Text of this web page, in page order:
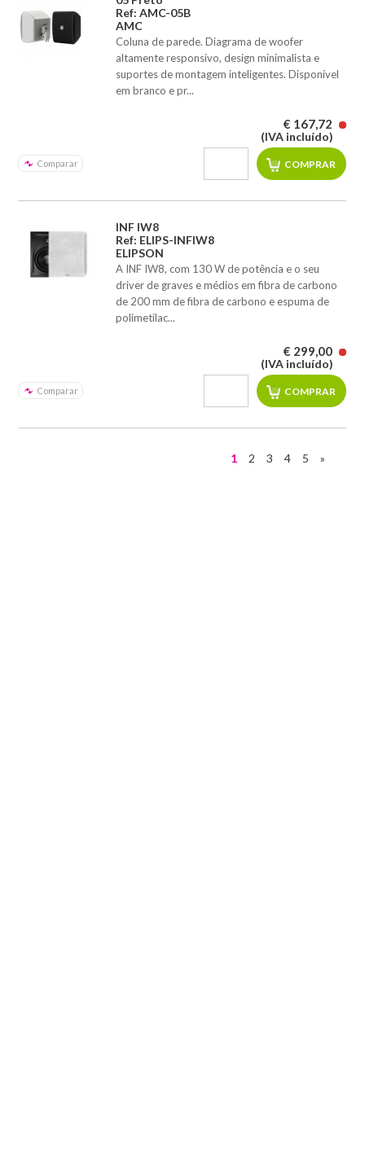
Ref: AMC-05B
AMC
Coluna de parede. Diagrama de woofer
altamente responsivo, design minimalista e
suportes de montagem inteligentes. Disponível
em branco e pr...
Comparar
€ 167,72
(IVA incluído)
INF IW8
Ref: ELIPS-INFIW8
ELIPSON
A INF IW8, com 130 W de potência e o seu
driver de graves e médios em fibra de carbono
de 200 mm de fibra de carbono e espuma de
polimetilac...
Comparar
€ 299,00
(IVA incluído)
1 2 3 4 5 »